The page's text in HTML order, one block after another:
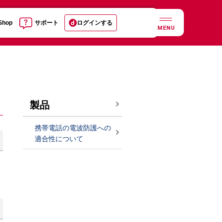
サポート ログインする
MENU
製品
携帯電話の電波防護への
適合性について